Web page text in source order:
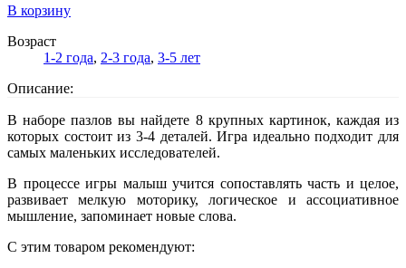
В корзину
Возраст
1-2 года, 2-3 года, 3-5 лет
Описание:
В наборе пазлов вы найдете 8 крупных картинок, каждая из
которых состоит из 3-4 деталей. Игра идеально подходит для
самых маленьких исследователей.
В процессе игры малыш учится сопоставлять часть и целое,
развивает мелкую моторику, логическое и ассоциативное
мышление, запоминает новые слова.
С этим товаром рекомендуют: